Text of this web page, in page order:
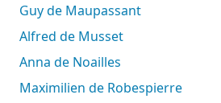
Guy de Maupassant
Alfred de Musset
Anna de Noailles
Maximilien de Robespierre